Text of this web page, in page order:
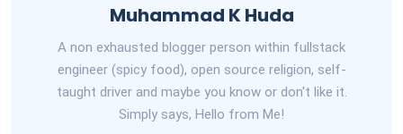
Muhammad K Huda
A non exhausted blogger person within fullstack
engineer (spicy food), open source religion, self-
taught driver and maybe you know or don't like it.
Simply says, Hello from Me!